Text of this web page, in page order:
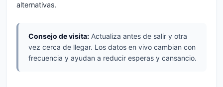
alternativas.
Consejo de visita: Actualiza antes de salir y otra
vez cerca de llegar. Los datos en vivo cambian con
frecuencia y ayudan a reducir esperas y cansancio.